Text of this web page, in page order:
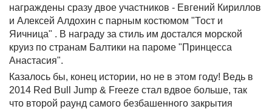
награждены сразу двое участников - Евгений Кириллов
и Алексей Алдохин с парным костюмом "Тост и
Яичница" . В награду за стиль им достался морской
круиз по странам Балтики на пароме "Принцесса
Анастасия".
Казалось бы, конец истории, но не в этом году! Ведь в
2014 Red Bull Jump & Freeze стал вдвое больше, так
что второй раунд самого безбашенного закрытия